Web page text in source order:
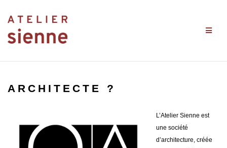
contenu
Architecte ?
L’Atelier Sienne est
une société
d’architecture, créée